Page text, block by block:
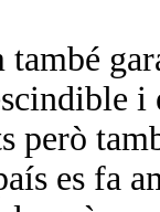
però
es fa